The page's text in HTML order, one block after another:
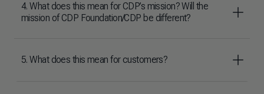
4. What does this mean for CDP’s mission? Will the
mission of CDP Foundation/CDP be different?
5. What does this mean for customers?